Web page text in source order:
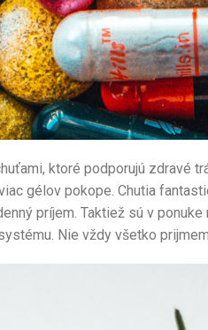
ktoré podporujú zdravé
gélov pokope. Chutia
príjem. Taktiež sú v
Nie vždy všetko